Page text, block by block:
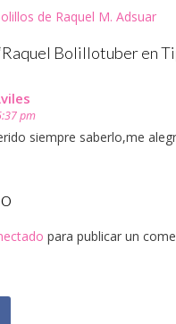
nueva) abre
ventana
nueva)
de Raquel M. Adsuar
Raquel Bolillotuber en
pm
siempre saberlo,me
para publicar un